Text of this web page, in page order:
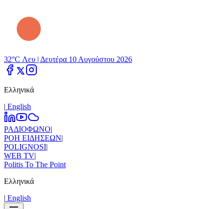
32°C Λευ | Δευτέρα 10 Αυγούστου 2026
Ελληνικά
| Εnglish
ΡΑΔΙΟΦΩΝΟ|
ΡΟΗ ΕΙΔΗΣΕΩΝ|
POLIGNOSI|
WEB TV|
Politis To The Point
Ελληνικά
| Εnglish